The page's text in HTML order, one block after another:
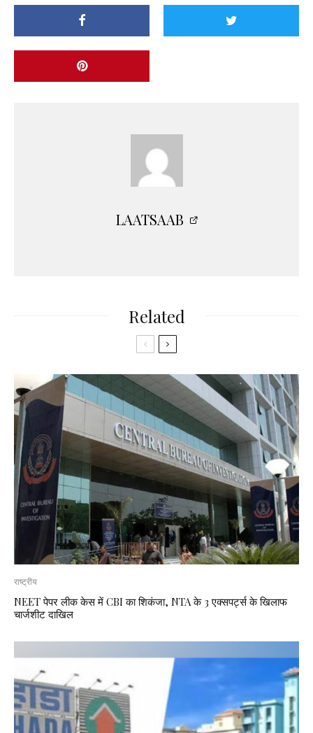
LAATSAAB
Related
राष्ट्रीय
NEET पेपर लीक केस में CBI का शिकंजा, NTA के 3 एक्सपर्ट्स के खिलाफ
चार्जशीट दाखिल